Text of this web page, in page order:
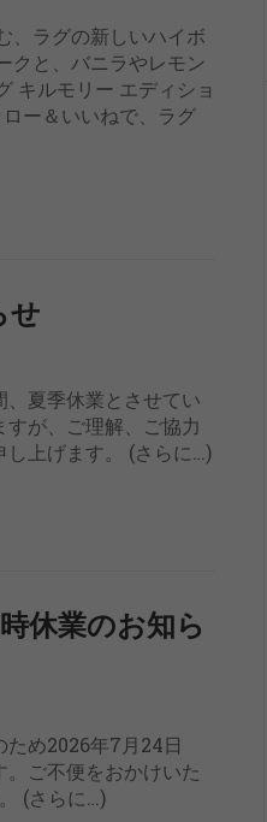
、ラグの新しいハイボ
クと、バニラやレモン
キルモリー エディショ
ー＆いいねで、ラグ
せ
夏季休業とさせてい
が、ご理解、ご協力
し上げます。 (さらに…)
休業のお知ら
ため2026年7月24日
。ご不便をおかけいた
(さらに…)